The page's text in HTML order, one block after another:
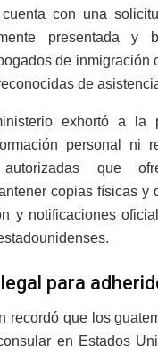
con una
presentada y
de inmigración
de
exhortó a la
personal ni
que
copias físicas y
y notificaciones
para
recordó que los
en Estados